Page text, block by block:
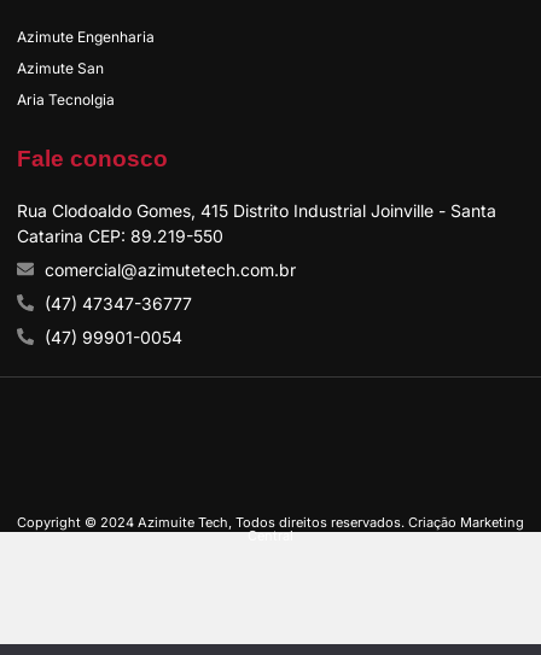
Azimute Engenharia
Azimute San
Aria Tecnolgia
Fale conosco
Rua Clodoaldo Gomes, 415 Distrito Industrial Joinville - Santa
Catarina CEP: 89.219-550
comercial@azimutetech.com.br
(47) 47347-36777
(47) 99901-0054
Copyright © 2024 Azimuite Tech, Todos direitos reservados. Criação Marketing
Central